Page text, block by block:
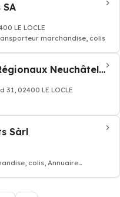
LE LOCLE
marchandise, colis
TRN Transports Régionaux Neuchâtelois
02400 LE LOCLE
Sàrl
colis, Annuaire